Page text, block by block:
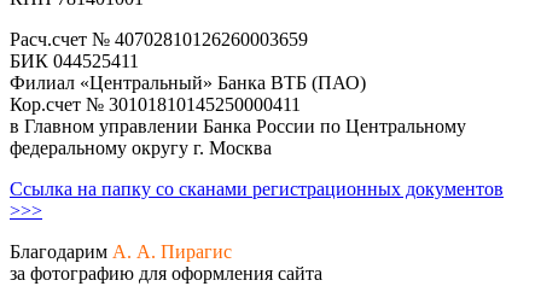
Расч.счет № 40702810126260003659
БИК 044525411
Филиал «Центральный» Банка ВТБ (ПАО)
Кор.счет № 30101810145250000411
в Главном управлении Банка России по Центральному
федеральному округу г. Москва
Ссылка на папку со сканами регистрационных документов
>>>
Благодарим А. А. Пирагис
за фотографию для оформления сайта